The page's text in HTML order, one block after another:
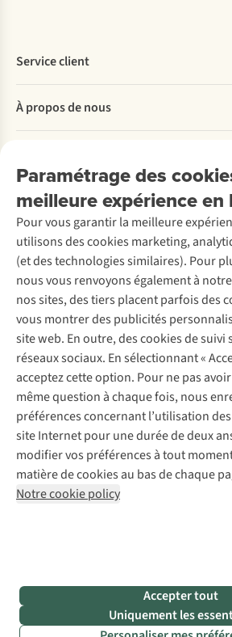
Paramétrage des
meilleure expérience en
Pour vous garantir la meilleure
utilisons des cookies marketing,
(et des technologies similaires). Pour
nous vous renvoyons également à
nos sites, des tiers placent parfois des
vous montrer des publicités
site web. En outre, des cookies de suivi
réseaux sociaux. En sélectionnant «
acceptez cette option. Pour ne pas
même question à chaque fois, nous
préférences concernant l’utilisation
site Internet pour une durée de deux
modifier vos préférences à tout
matière de cookies au bas de chaque
Notre cookie policy
Accepter tout
Uniquement les
Service client
Commander
Payer
Retourner
Rétractation d'une commande
Entretien & réparations
Garantie
Contactez-nous
À propos de nous
Entreprise responsable
À propos d’Ayacucho
Nos magasins
À propos d’A.S.Adventure
Déclaration d'accessibilité
Location / Location sports d’hiver
Seconde-main
Entretien de ski
Service de lavage
Entretien de chaussures
Réparation de chaussures
Réparation de vêtements
Retouches
Pour les entreprises
Découvrez
A.S.Magazine
Explore Camp
Expertise & conseils
Abonnez-vous à la newsletter
Suivez-nous
Mentions légales
Politique de
Conditions générales